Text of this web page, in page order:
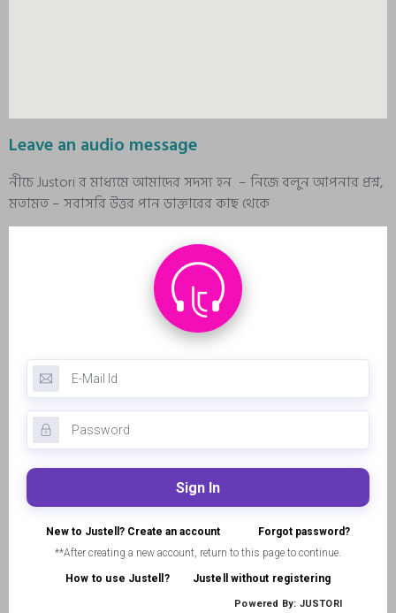
Leave an audio message
নীচে Justori র মাধ্যমে আমাদের সদস্য হন – নিজে বলুন আপনার প্রশ্ন,
মতামত – সরাসরি উত্তর পান ডাক্তারের কাছ থেকে